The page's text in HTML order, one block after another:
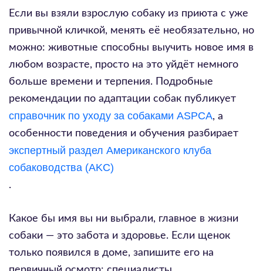
Если вы взяли взрослую собаку из приюта с уже
привычной кличкой, менять её необязательно, но
можно: животные способны выучить новое имя в
любом возрасте, просто на это уйдёт немного
больше времени и терпения. Подробные
рекомендации по адаптации собак публикует
справочник по уходу за собаками ASPCA, а
особенности поведения и обучения разбирает
экспертный раздел Американского клуба
собаководства (AKC)
.
Какое бы имя вы ни выбрали, главное в жизни
собаки — это забота и здоровье. Если щенок
только появился в доме, запишите его на